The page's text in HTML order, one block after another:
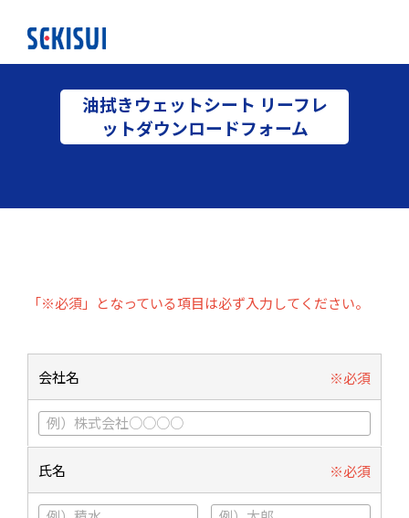
油拭きウェットシート リーフレ
ットダウンロードフォーム
「※必須」となっている項目は必ず入力してください。
会社名
氏名